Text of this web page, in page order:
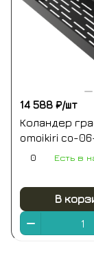
14 588 ₽/шт
Коландер
omoikiri co-
0 Есть в
В